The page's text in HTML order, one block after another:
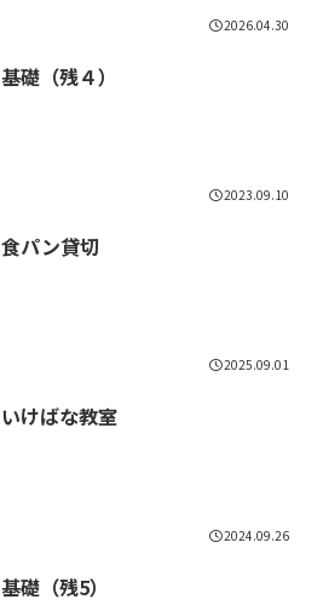
2026.04.30
基礎（残４）
2023.09.10
食パン貸切
2025.09.01
いけばな教室
2024.09.26
基礎（残5）